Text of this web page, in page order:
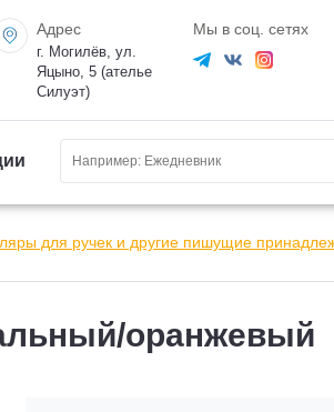
Адрес
г. Могилёв, ул.
Яцыно, 5 (ателье
Силуэт)
Мы в соц. сетях
для ручек и другие пишущие
оранжевый